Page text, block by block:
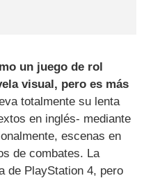
un juego de rol
visual, pero es más
totalmente su lenta
en inglés- mediante
escenas en
de combates. La
de PlayStation 4, pero